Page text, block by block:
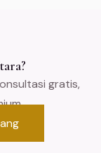
gratis,